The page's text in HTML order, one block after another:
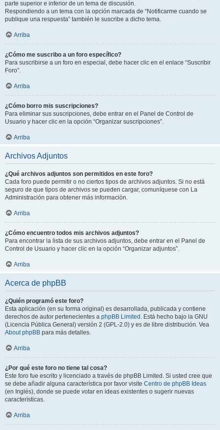
parte superior e inferior de un tema de discusión.
Respondiendo a un tema con la opción marcada de “Notificarme cuando se
publique una respuesta” también le suscribe a dicho tema.
Arriba
¿Cómo me suscribo a un foro específico?
Para suscribirse a un foro en especial, debe hacer clic en el enlace “Suscribir
Foro”.
Arriba
¿Cómo borro mis suscripciones?
Para eliminar sus suscripciones, debe entrar en el Panel de Control de
Usuario y hacer clic en la opción “Organizar suscripciones”.
Arriba
Archivos Adjuntos
¿Qué archivos adjuntos son permitidos en este foro?
Cada foro puede permitir o no ciertos tipos de archivos adjuntos. Si no está
seguro de que tipos de archivos se pueden cargar, comuníquese con La
Administración para obtener más información.
Arriba
¿Cómo encuentro todos mis archivos adjuntos?
Para encontrar la lista de sus archivos adjuntos, debe entrar en el Panel de
Control de Usuario y hacer clic en la opción “Organizar adjuntos”.
Arriba
Acerca de phpBB
¿Quién programó este foro?
Esta aplicación (en su forma original) es desarrollada, publicada y contiene
derechos de autor pertenecientes a phpBB Limited . Está hecho bajo la GNU
(Licencia Pública General) versión 2 (GPL-2.0) y es de libre distribución. Vea
About phpBB para más detalles.
Arriba
¿Por qué este foro no tiene tal cosa?
Este foro fue escrito y licenciado a través de phpBB Limited. Si usted cree que
se debe añadir alguna característica por favor visite Centro de phpBB Ideas
(en Inglés), donde se puede votar en ideas existentes o sugerir nuevas
características.
Arriba